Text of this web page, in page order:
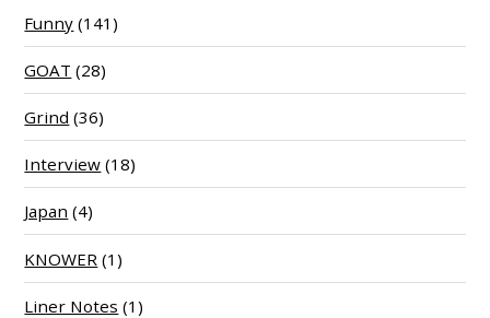
Funny (141)
GOAT (28)
Grind (36)
Interview (18)
Japan (4)
KNOWER (1)
Liner Notes (1)